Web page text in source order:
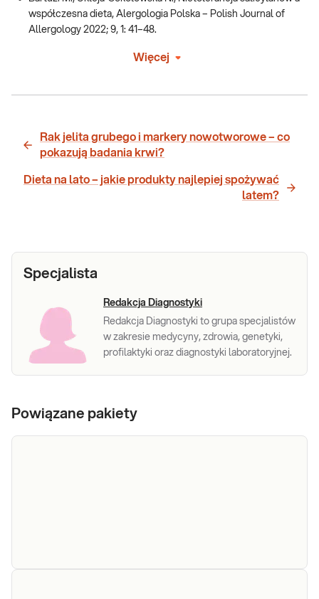
współczesna dieta, Alergologia Polska – Polish Journal of
Allergology 2022; 9, 1: 41–48.
Więcej
Rak jelita grubego i markery nowotworowe – co
pokazują badania krwi?
Dieta na lato – jakie produkty najlepiej spożywać
latem?
Specjalista
Redakcja Diagnostyki
Redakcja Diagnostyki to grupa specjalistów
w zakresie medycyny, zdrowia, genetyki,
profilaktyki oraz diagnostyki laboratoryjnej.
Powiązane pakiety